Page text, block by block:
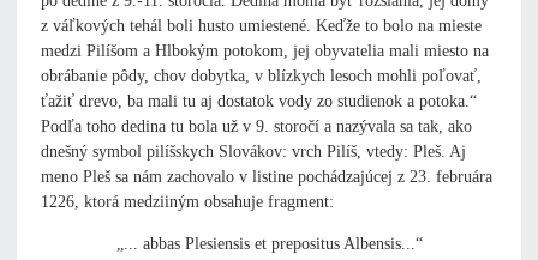
z váľkových tehál boli husto umiestené. Keďže to bolo na mieste
medzi Pilíšom a Hlbokým potokom, jej obyvatelia mali miesto na
obrábanie pôdy, chov dobytka, v blízkych lesoch mohli poľovať,
ťažiť drevo, ba mali tu aj dostatok vody zo studienok a potoka.“
Podľa toho dedina tu bola už v 9. storočí a nazývala sa tak, ako
dnešný symbol pilíšskych Slovákov: vrch Pilíš, vtedy: Pleš. Aj
meno Pleš sa nám zachovalo v listine pochádzajúcej z 23. februára
1226, ktorá medziiným obsahuje fragment:
„... abbas Plesiensis et prepositus Albensis...“